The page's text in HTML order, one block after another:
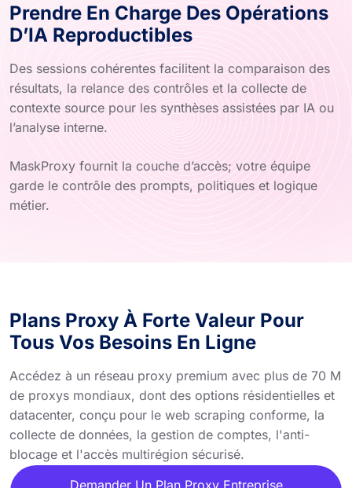
Prendre En Charge Des Opérations
D’IA Reproductibles
Des sessions cohérentes facilitent la comparaison des
résultats, la relance des contrôles et la collecte de
contexte source pour les synthèses assistées par IA ou
l’analyse interne.
MaskProxy fournit la couche d’accès; votre équipe
garde le contrôle des prompts, politiques et logique
métier.
Plans Proxy À Forte Valeur Pour
Tous Vos Besoins En Ligne
Accédez à un réseau proxy premium avec plus de 70 M
de proxys mondiaux, dont des options résidentielles et
datacenter, conçu pour le web scraping conforme, la
collecte de données, la gestion de comptes, l'anti-
blocage et l'accès multirégion sécurisé.
Demander Un Plan Proxy Entreprise